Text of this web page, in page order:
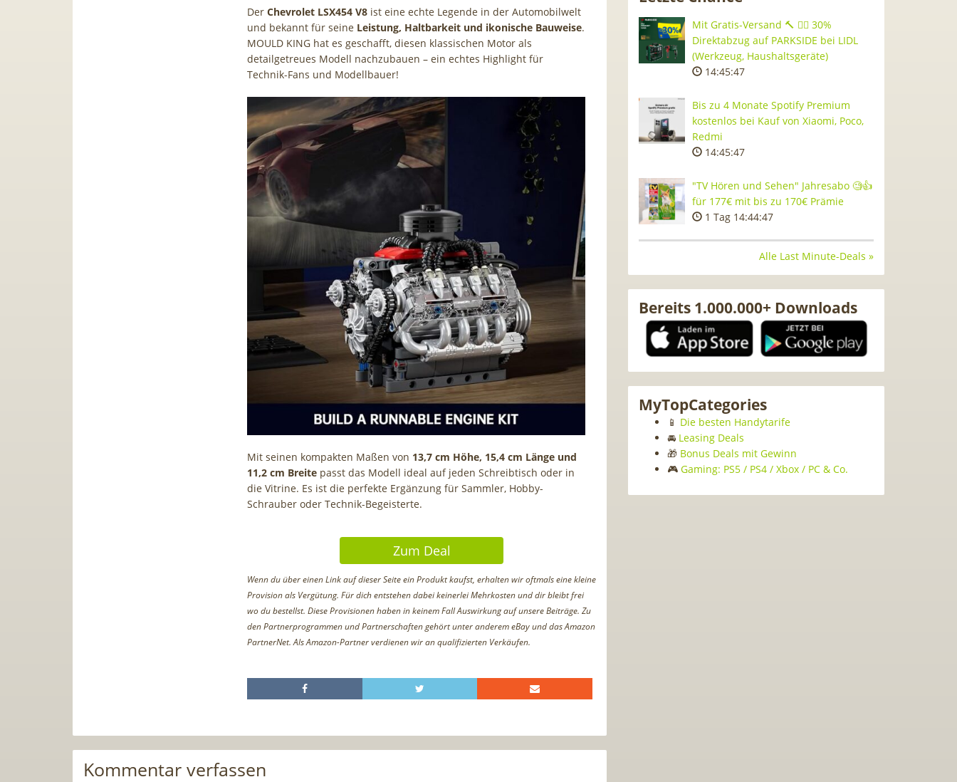
Der Chevrolet LSX454 V8 ist eine echte Legende in der Automobilwelt
und bekannt für seine Leistung, Haltbarkeit und ikonische Bauweise.
MOULD KING hat es geschafft, diesen klassischen Motor als
detailgetreues Modell nachzubauen – ein echtes Highlight für
Technik-Fans und Modellbauer!
Mit seinen kompakten Maßen von 13,7 cm Höhe, 15,4 cm Länge und
11,2 cm Breite passt das Modell ideal auf jeden Schreibtisch oder in
die Vitrine. Es ist die perfekte Ergänzung für Sammler, Hobby-
Schrauber oder Technik-Begeisterte.
Zum Deal
Wenn du über einen Link auf dieser Seite ein Produkt kaufst, erhalten wir oftmals eine kleine
Provision als Vergütung. Für dich entstehen dabei keinerlei Mehrkosten und dir bleibt frei
wo du bestellst. Diese Provisionen haben in keinem Fall Auswirkung auf unsere Beiträge. Zu
den Partnerprogrammen und Partnerschaften gehört unter anderem eBay und das Amazon
PartnerNet. Als Amazon-Partner verdienen wir an qualifizierten Verkäufen.
Kommentar verfassen
Mit Gratis-Versand 🔨 👷‍♂️ 30%
Direktabzug auf PARKSIDE bei LIDL
(Werkzeug, Haushaltsgeräte)
14:45:46
Bis zu 4 Monate Spotify Premium
kostenlos bei Kauf von Xiaomi, Poco,
Redmi
14:45:46
"TV Hören und Sehen" Jahresabo 🧐👍
für 177€ mit bis zu 170€ Prämie
1 Tag 14:44:46
Alle Last Minute-Deals »
Bereits 1.000.000+ Downloads
MyTopCategories
📱 Die besten Handytarife
🚘 Leasing Deals
🎁 Bonus Deals mit Gewinn
🎮 Gaming: PS5 / PS4 / Xbox / PC & Co.